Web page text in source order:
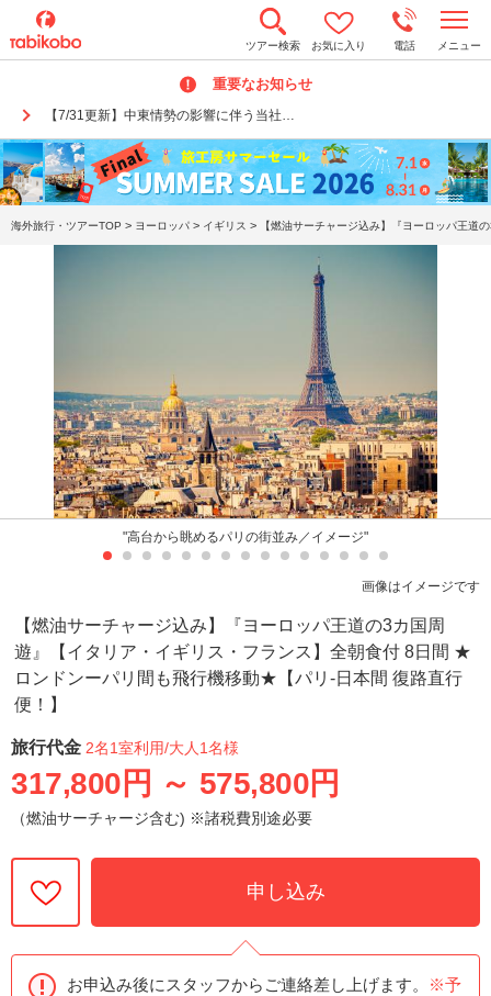
ツアー検索 お気に入り 電話 メニュー
重要なお知らせ
【7/31更新】中東情勢の影響に伴う当社…
o
n
a
v
i
g
a
t
海外旅行・ツアーTOP > ヨーロッパ > イギリス > 【燃油サーチャージ込み】『ヨーロッパ王
"高台から眺めるパリの街並み／イメージ"
画像はイメージです
【燃油サーチャージ込み】『ヨーロッパ王道の3カ国周
遊』【イタリア・イギリス・フランス】全朝食付 8日間 ★
ロンドンーパリ間も飛行機移動★【パリ-日本間 復路直行
便！】
旅行代金 2名1室利用/大人1名様
317,800円 ～ 575,800円
（燃油サーチャージ含む) ※諸税費別途必要
申し込み
お申込み後にスタッフからご連絡差し上げます。
※予